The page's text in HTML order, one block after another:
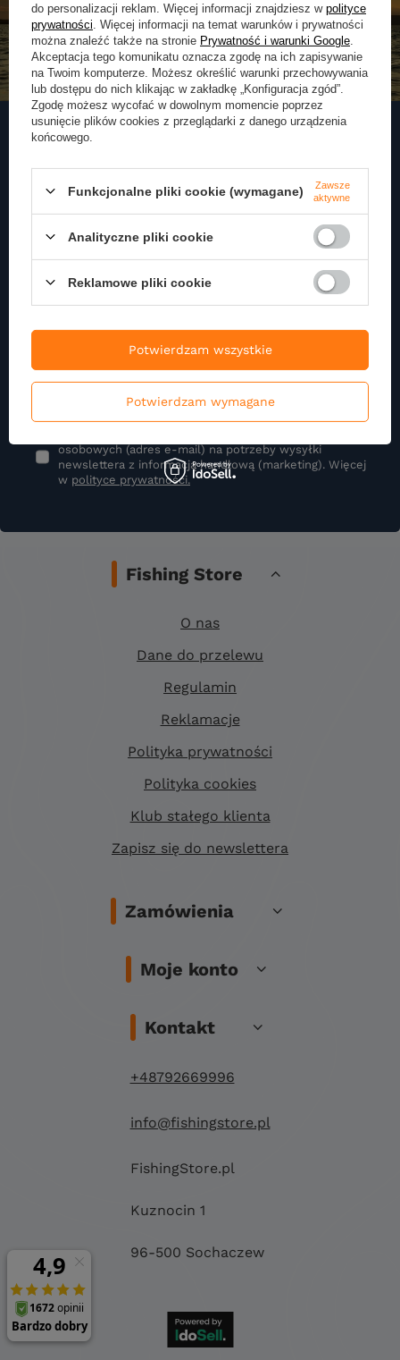
Zapisz się do naszego
Newslettera
Zapisz się do newslettera i otrzymuj najnowsze informacje o naszej
ofercie
Podaj swoje imię
osobowych (adres e-mail) na potrzeby wysyłki
newslettera z informacją handlową (marketing). Więcej
w polityce prywatności.
Fishing Store
O nas
Dane do przelewu
Regulamin
Reklamacje
Polityka prywatności
Polityka cookies
Klub stałego klienta
Zapisz się do newslettera
Zamówienia
Moje konto
Kontakt
+48792669996
info@fishingstore.pl
FishingStore.pl
Kuznocin 1
96-500 Sochaczew
do personalizacji reklam. Więcej informacji znajdziesz w polityce
prywatności . Więcej informacji na temat warunków i prywatności
można znaleźć także na stronie Prywatność i warunki Google
Akceptacja tego komunikatu oznacza zgodę na ich zapisywanie
na Twoim komputerze. Możesz określić warunki przechowywania
lub dostępu do nich klikając w zakładkę „Konfiguracja zgód”.
Zgodę możesz wycofać w dowolnym momencie poprzez
usunięcie plików cookies z przeglądarki z danego urządzenia
końcowego.
Funkcjonalne pliki cookie (wymagane)
Zawsze
aktywne
Analityczne pliki cookie
Reklamowe pliki cookie
Potwierdzam wymagane
Potwierdzam wszystkie